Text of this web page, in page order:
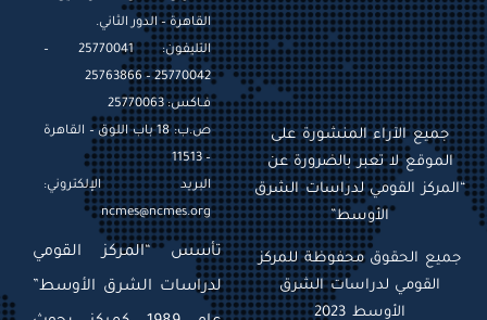
القاهرة – الدور الثاني.
التليفون: 25770041 –
25770042 – 25763866
فـاكس: 25770063
ص.ب: 18 باب اللوق – القاهرة
– 11513
البريد الإلكتروني:
ncmes@ncmes.org
تأسس “المركز القومي
لدراسات الشرق الأوسط”
جميع الآراء المنشورة على
الموقع لا تعبر بالضرورة عن
“المركز القومي لدراسات الشرق
الأوسط”
جميع الحقوق محفوظة للمركز
القومي لدراسات الشرق
الأوسط 2023